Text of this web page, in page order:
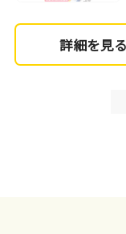
詳細を見る